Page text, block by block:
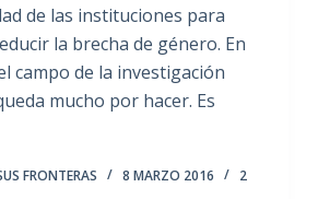
de las instituciones para
la brecha de género. En
campo de la investigación
mucho por hacer. Es
FRONTERAS 8 MARZO 2016
2